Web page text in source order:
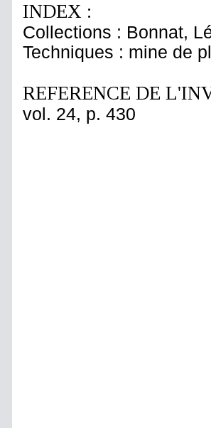
INDEX :
Collections : Bonnat,
Techniques : mine de
REFERENCE DE
vol. 24, p. 430